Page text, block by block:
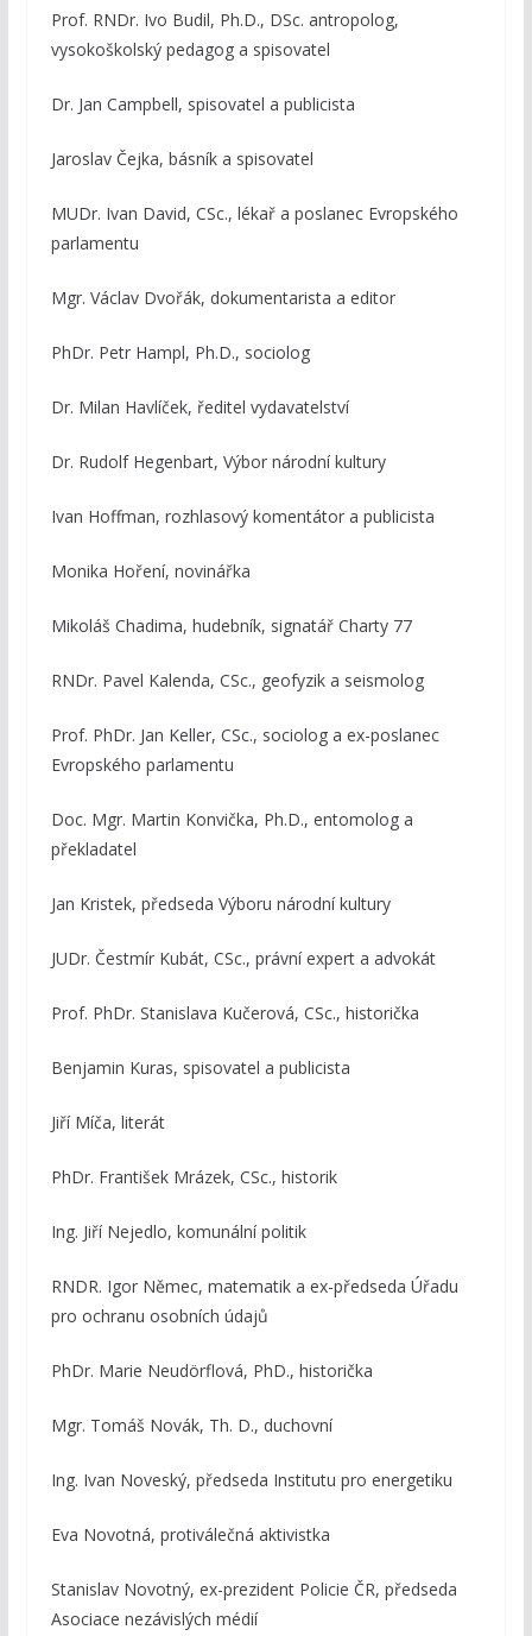
Prof. RNDr. Ivo Budil, Ph.D., DSc. antropolog,
vysokoškolský pedagog a spisovatel
Dr. Jan Campbell, spisovatel a publicista
Jaroslav Čejka, básník a spisovatel
MUDr. Ivan David, CSc., lékař a poslanec Evropského
parlamentu
Mgr. Václav Dvořák, dokumentarista a editor
PhDr. Petr Hampl, Ph.D., sociolog
Dr. Milan Havlíček, ředitel vydavatelství
Dr. Rudolf Hegenbart, Výbor národní kultury
Ivan Hoffman, rozhlasový komentátor a publicista
Monika Hoření, novinářka
Mikoláš Chadima, hudebník, signatář Charty 77
RNDr. Pavel Kalenda, CSc., geofyzik a seismolog
Prof. PhDr. Jan Keller, CSc., sociolog a ex-poslanec
Evropského parlamentu
Doc. Mgr. Martin Konvička, Ph.D., entomolog a
překladatel
Jan Kristek, předseda Výboru národní kultury
JUDr. Čestmír Kubát, CSc., právní expert a advokát
Prof. PhDr. Stanislava Kučerová, CSc., historička
Benjamin Kuras, spisovatel a publicista
Jiří Míča, literát
PhDr. František Mrázek, CSc., historik
Ing. Jiří Nejedlo, komunální politik
RNDR. Igor Němec, matematik a ex-předseda Úřadu
pro ochranu osobních údajů
PhDr. Marie Neudörflová, PhD., historička
Mgr. Tomáš Novák, Th. D., duchovní
Ing. Ivan Noveský, předseda Institutu pro energetiku
Eva Novotná, protiválečná aktivistka
Stanislav Novotný, ex-prezident Policie ČR, předseda
Asociace nezávislých médií